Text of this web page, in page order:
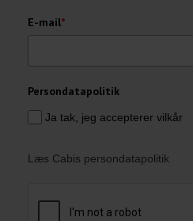
E-mail*
Persondatapolitik
Ja tak, jeg accepterer vilkår
Læs Cabis persondatapolitik